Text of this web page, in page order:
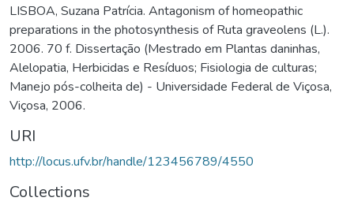
LISBOA, Suzana Patrícia. Antagonism of homeopathic
preparations in the photosynthesis of Ruta graveolens (L.).
2006. 70 f. Dissertação (Mestrado em Plantas daninhas,
Alelopatia, Herbicidas e Resíduos; Fisiologia de culturas;
Manejo pós-colheita de) - Universidade Federal de Viçosa,
Viçosa, 2006.
URI
http://locus.ufv.br/handle/123456789/4550
Collections